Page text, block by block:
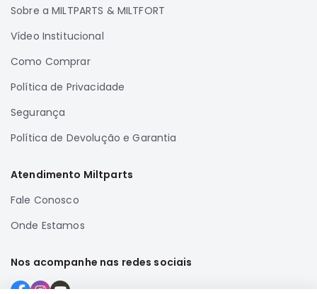
Sobre a MILTPARTS & MILTFORT
Vídeo Institucional
Como Comprar
Política de Privacidade
Segurança
Política de Devolução e Garantia
Atendimento Miltparts
Fale Conosco
Onde Estamos
Nos acompanhe nas redes sociais